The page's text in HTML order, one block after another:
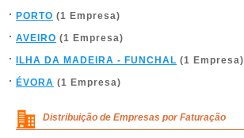
PORTO (1 Empresa)
AVEIRO (1 Empresa)
ILHA DA MADEIRA - FUNCHAL (1 Empresa)
ÉVORA (1 Empresa)
Distribuição de Empresas por Faturação